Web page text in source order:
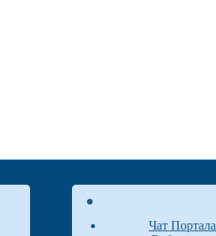
Чат Портала